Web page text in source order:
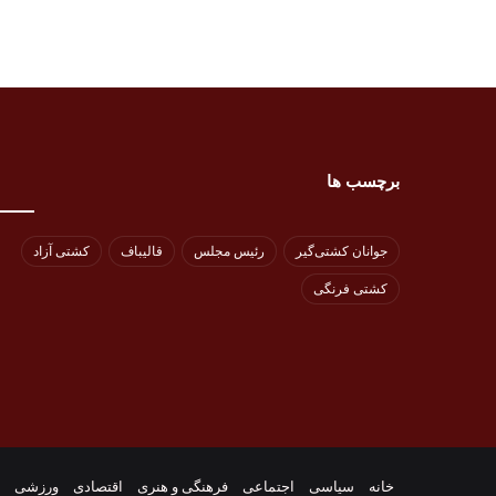
برچسب ها
جوانان کشتی‌گیر رئیس مجلس قالیباف کشتی آزاد
کشتی فرنگی
خانه سیاسی اجتماعی فرهنگی و هنری اقتصادی ورزشی